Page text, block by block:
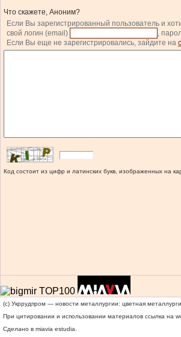
Что скажете, Аноним?
Если Вы зарегистрированный пользователь и
свой логин (email)
,
Если Вы еще не зарегистрировались, зайдите на
Код состоит из цифр и латинских букв, изображенных на
(c) Укррудпром — новости металлургии: цветная
При цитировании и использовании материалов ссылка на
Сделано в miavia estudia.